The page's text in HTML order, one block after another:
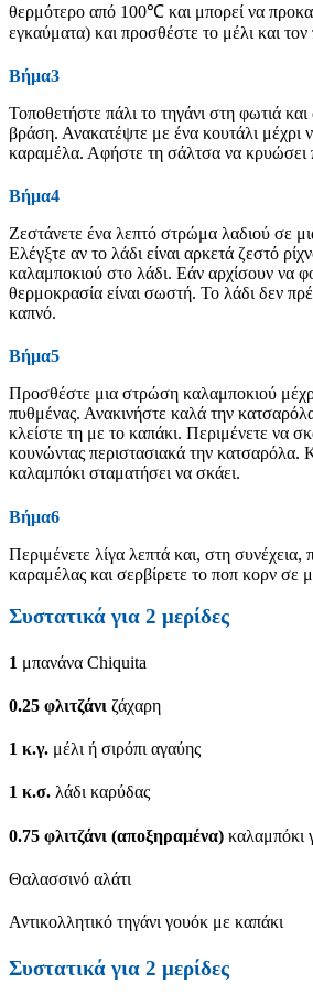
θερμότερο από 100℃ και μπορεί να
εγκαύματα) και προσθέστε το μέλι και
Βήμα3
Τοποθετήστε πάλι το τηγάνι στη φωτιά
βράση. Ανακατέψτε με ένα κουτάλι μέχρι
καραμέλα. Αφήστε τη σάλτσα να κρυώσει
Βήμα4
Ζεστάνετε ένα λεπτό στρώμα λαδιού σε
Ελέγξτε αν το λάδι είναι αρκετά ζεστό
καλαμποκιού στο λάδι. Εάν αρχίσουν να
θερμοκρασία είναι σωστή. Το λάδι δεν
καπνό.
Βήμα5
Προσθέστε μια στρώση καλαμποκιού
πυθμένας. Ανακινήστε καλά την
κλείστε τη με το καπάκι. Περιμένετε να
κουνώντας περιστασιακά την κατσαρόλα.
καλαμπόκι σταματήσει να σκάει.
Βήμα6
Περιμένετε λίγα λεπτά και, στη
καραμέλας και σερβίρετε το ποπ κορν σε
Συστατικά για 2 μερίδες
1 μπανάνα Chiquita
0.25 φλιτζάνι ζάχαρη
1 κ.γ. μέλι ή σιρόπι αγαύης
1 κ.σ. λάδι καρύδας
0.75 φλιτζάνι (αποξηραμένα) καλαμπόκι
Θαλασσινό αλάτι
Αντικολλητικό τηγάνι γουόκ με καπάκι
Συστατικά για 2 μερίδες